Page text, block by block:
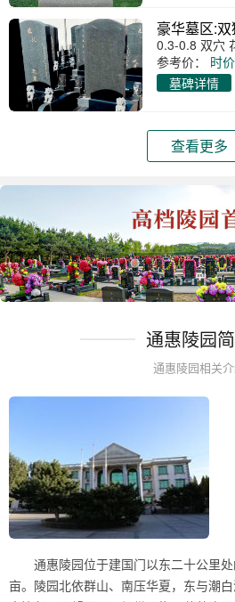
豪华墓区:
0.3-0.8 双穴
参考价：
时价
墓碑详情
查看更多
通惠陵园
通惠陵园相关
通惠陵园位于建国门以东二十公里
亩。陵园北依群山、南压华夏，东与潮